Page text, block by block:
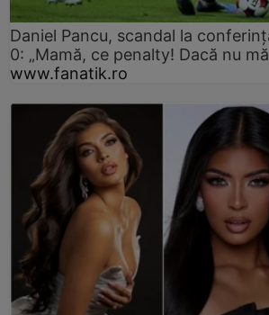
Daniel Pancu, scandal la
0: „Mamă, ce penalty! Dacă nu
www.fanatik.ro